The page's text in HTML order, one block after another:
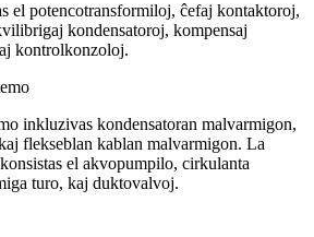
el potencotransformiloj, ĉefaj kontaktoroj,
kondensatoroj, kompensaj
kontrolkonzoloj.
inkluzivas kondensatoran malvarmigon,
flekseblan kablan malvarmigon. La
el akvopumpilo, cirkulanta
turo, kaj duktovalvoj.